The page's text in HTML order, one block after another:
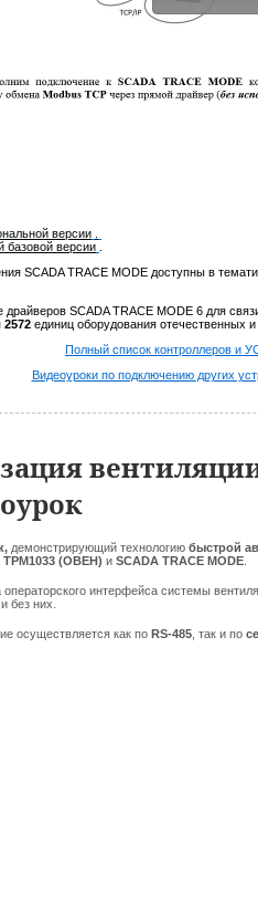
версии
базовой версии
SCADA TRACE MODE доступны в
драйверов SCADA TRACE MODE 6 для
2572 единиц оборудования отечественных
Полный список контроллеров и
Видеоуроки по подключению других
демонстрирующий технологию быстрой
ТРМ1033 (ОВЕН) и SCADA TRACE MODE
операторского интерфейса системы
и без них.
осуществляется как по RS-485 , так и по